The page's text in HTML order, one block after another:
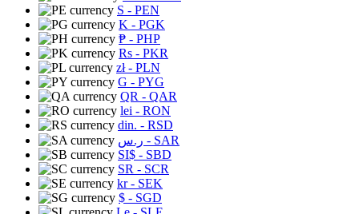
S - PEN
K - PGK
₱ - PHP
Rs - PKR
zł- PLN
G - PYG
QR - QAR
lei - RON
din. - RSD
ر.س - SAR
SI$ - SBD
SR - SCR
kr- SEK
$ - SGD